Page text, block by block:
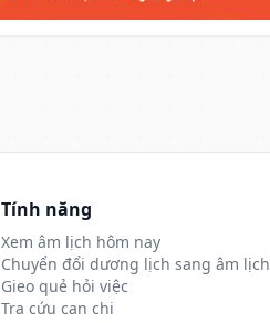
Tính năng
Xem âm lịch hôm nay
Chuyển đổi dương lịch sang âm lịch
Gieo quẻ hỏi việc
Tra cứu can chi